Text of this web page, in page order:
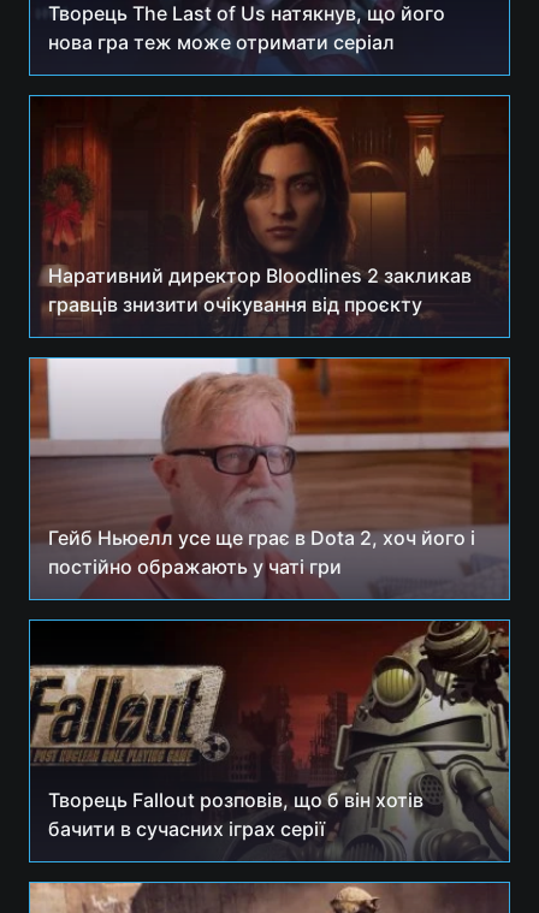
Творець The Last of Us натякнув, що його
нова гра теж може отримати серіал
Наративний директор Bloodlines 2 закликав
гравців знизити очікування від проєкту
Гейб Ньюелл усе ще грає в Dota 2, хоч його і
постійно ображають у чаті гри
Творець Fallout розповів, що б він хотів
бачити в сучасних іграх серії